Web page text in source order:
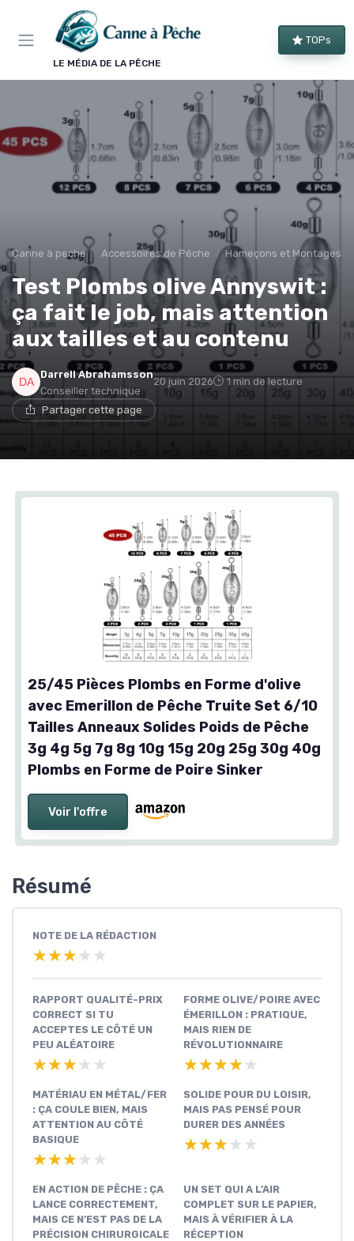
LE MÉDIA DE LA PÊCHE
TOPs
Canne à peche Accessoires de Pêche Hameçons et Montages
Test Plombs olive Annyswit :
ça fait le job, mais attention
aux tailles et au contenu
Darrell Abrahamsson
Conseiller technique
20 juin 2026 1 min de lecture
Partager cette page
25/45 Pièces Plombs en Forme d'olive
avec Emerillon de Pêche Truite Set 6/10
Tailles Anneaux Solides Poids de Pêche
3g 4g 5g 7g 8g 10g 15g 20g 25g 30g 40g
Plombs en Forme de Poire Sinker
Voir l'offre
Résumé
NOTE DE LA RÉDACTION
★★★★★
★★★★★
RAPPORT QUALITÉ-PRIX
CORRECT SI TU
ACCEPTES LE CÔTÉ UN
PEU ALÉATOIRE
★★★★★
★★★★★
FORME OLIVE/POIRE AVEC
ÉMERILLON : PRATIQUE,
MAIS RIEN DE
RÉVOLUTIONNAIRE
★★★★★
★★★★★
MATÉRIAU EN MÉTAL/FER
: ÇA COULE BIEN, MAIS
ATTENTION AU CÔTÉ
BASIQUE
★★★★★
★★★★★
SOLIDE POUR DU LOISIR,
MAIS PAS PENSÉ POUR
DURER DES ANNÉES
★★★★★
★★★★★
EN ACTION DE PÊCHE : ÇA
LANCE CORRECTEMENT,
MAIS CE N’EST PAS DE LA
PRÉCISION CHIRURGICALE
UN SET QUI A L’AIR
COMPLET SUR LE PAPIER,
MAIS À VÉRIFIER À LA
RÉCEPTION
Panneau de gestion des cookies